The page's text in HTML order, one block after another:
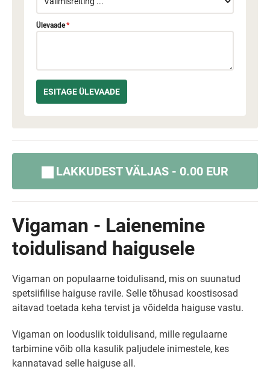
Ülevaade*
LAKKUDEST VÄLJAS - 0.00 EUR
Vigaman - Laienemine
toidulisand haigusele
Vigaman on populaarne toidulisand, mis on suunatud
spetsiifilise haiguse ravile. Selle tõhusad koostisosad
aitavad toetada keha tervist ja võidelda haiguse vastu.
Vigaman on looduslik toidulisand, mille regulaarne
tarbimine võib olla kasulik paljudele inimestele, kes
kannatavad selle haiguse all.